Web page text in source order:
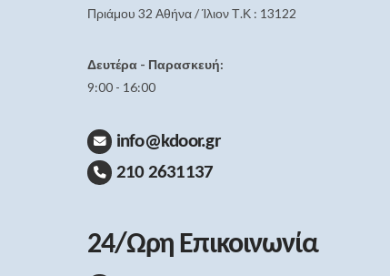
Πριάμου 32 Αθήνα / Ίλιον Τ.Κ : 13122
Δευτέρα - Παρασκευή:
9:00 - 16:00
info@kdoor.gr
210 2631137
24/Ωρη Επικοινωνία